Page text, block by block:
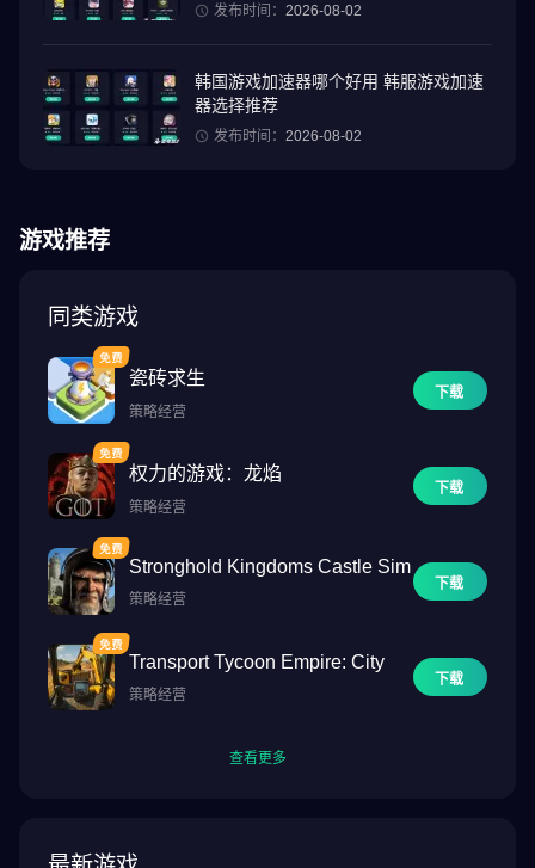
▶ 列车经过新的全球区域时，对之展开探索
▶ 每个月在 TrainStation 2 世界玩新的活动
▶ 在活动期间与其他列车爱好者组成团队并一起工作
▶ 在排行榜中竞争，成为最有实力的铁路大亨
▶ 派遣列车收集资源，并将其交付给承包商，以完成工作
了？
你是否遇到过目前不适合你的合同？不用再说了！你可以轻松交换
合同要求，以获得更适合的合同。
注意！TrainStation 2 是一款免费下载的在线游戏，需要网络连接才
能玩，一些游戏中的物品也可以用真钱购买。如果不想使用此功
能，请在设备设置中禁用应用内购买。
发布时间： 2026-08-02
韩国游戏加速器哪个好用 韩服游戏加速
器选择推荐
发布时间： 2026-08-02
游戏推荐
同类游戏
瓷砖求生
策略经营
下载
权力的游戏：龙焰
策略经营
下载
Stronghold Kingdoms Castle Sim
策略经营
下载
Transport Tycoon Empire: City
策略经营
下载
查看更多